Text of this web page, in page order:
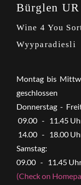
Bürglen UR
Wine 4 You
Wyyparadiesli
Montag bis
geschlossen
Donnerstag -
09.00 - 11.45
14.00 - 18.00
Samstag:
09.00 - 11.45
(Check on